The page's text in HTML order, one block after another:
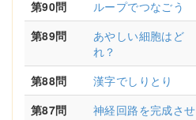
第90問
ループでつなごう
第89問
あやしい細胞はど
れ？
第88問 漢字でしりとり
第87問
神経回路を完成させ